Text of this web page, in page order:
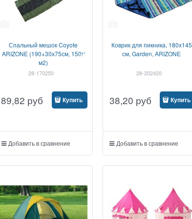
Спальный мешок Coyote
ARIZONE (190+30х75см, 150г/
м2)
28-170250
89,82 руб Купить
Добавить в сравнение
Коврик для пикника, 180х145
см, Garden, ARIZONE
28-202420
38,20 руб Купить
Добавить в сравнение